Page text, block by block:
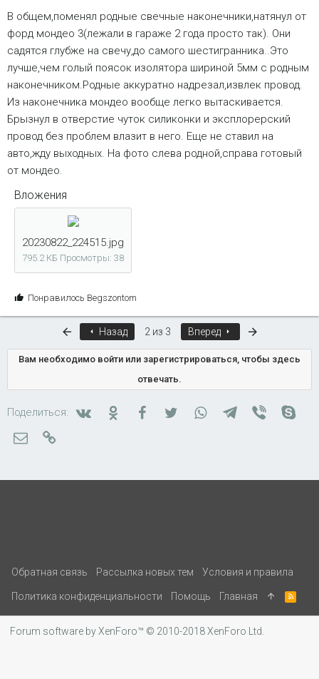
В общем,поменял родные свечные наконечники,натянул от
форд мондео 3(лежали в гараже 2 года просто так). Они
садятся глубже на свечу,до самого шестигранника..Это
лучше,чем голый поясок изолятора шириной 5мм с родным
наконечником.Родные аккуратно надрезал,извлек провод.
Из наконечника мондео вообще легко вытаскивается.
Брызнул в отверстие чуток силиконки и эксплорерский
провод без проблем влазит в него. Еще не ставил на
авто,жду выходных. На фото слева родной,справа готовый
от мондео.
Вложения
20230822_224515.jpg
795.2 КБ Просмотры: 38
С
:
Понравилось Begszontom
ПервыйНазад 2 из 3 Вперед
Вам необходимо войти или зарегистрироваться, чтобы здесь
отвечать.
Поделиться: ВконтактеОдноклассники
FacebookTwitterWhatsAppTelegram
Viber
Электронная почта
Обратная связь Рассылка новых тем Условия и правила
Политика конфиденциальности Помощь Главная
R
S
Forum software by XenForo™ © 2010-2018 XenForo Ltd.